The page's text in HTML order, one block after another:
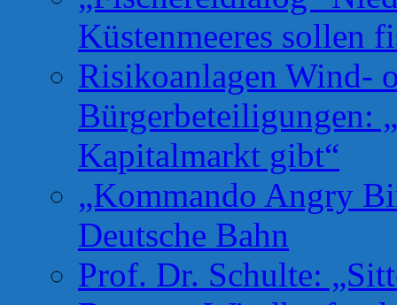
Küstenmeeres sollen
Risikoanlagen Wind-
Bürgerbeteiligungen:
Kapitalmarkt gibt“
„Kommando Angry
Deutsche Bahn
Prof. Dr. Schulte: